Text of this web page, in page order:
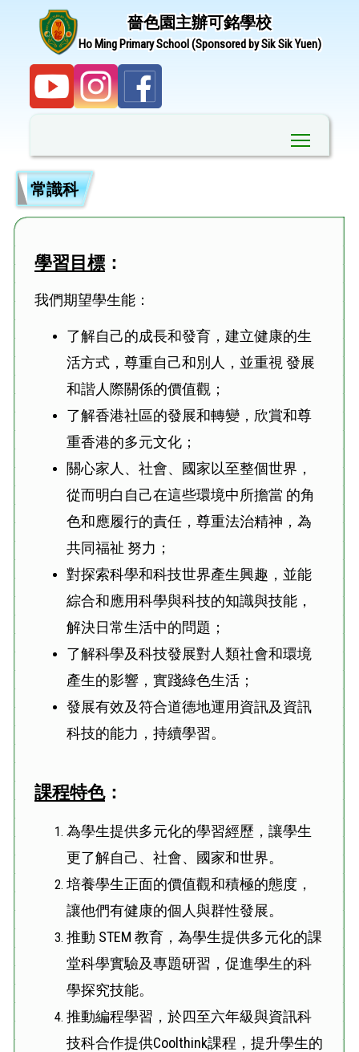
嗇色園主辦可銘學校
Ho Ming Primary School (Sponsored by Sik Sik Yuen)
常識科
學習目標 ：
我們期望學生能：
了解自己的成長和發育，建立健康的生
活方式，尊重自己和別人，並重視 發展
和諧人際關係的價值觀；
了解香港社區的發展和轉變，欣賞和尊
重香港的多元文化；
關心家人、社會、國家以至整個世界，
從而明白自己在這些環境中所擔當 的角
色和應履行的責任，尊重法治精神，為
共同福祉 努力；
對探索科學和科技世界產生興趣，並能
綜合和應用科學與科技的知識與技能，
解決日常生活中的問題；
了解科學及科技發展對人類社會和環境
產生的影響，實踐綠色生活；
發展有效及符合道德地運用資訊及資訊
科技的能力，持續學習。
課程特色：
為學生提供多元化的學習經歷，讓學生
更了解自己、社會、國家和世界。
培養學生正面的價值觀和積極的態度，
讓他們有健康的個人與群性發展。
推動 STEM 教育，為學生提供多元化的課
堂科學實驗及專題研習，促進學生的科
學探究技能。
推動編程學習，於四至六年級與資訊科
技科合作提供Coolthink課程，提升學生的